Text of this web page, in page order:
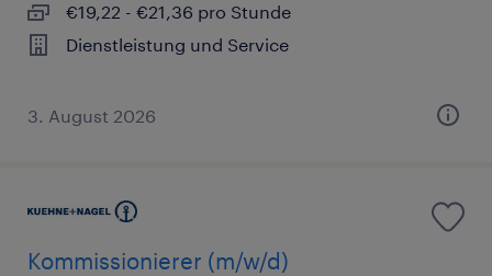
€19,22 - €21,36 pro Stunde
Dienstleistung und Service
3. August 2026
Kommissionierer (m/w/d)